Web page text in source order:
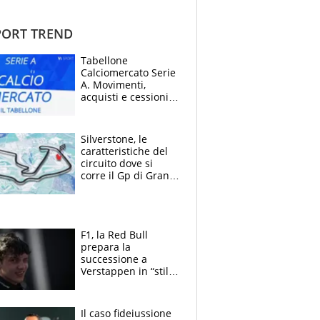
TREND
Tabellone
Calciomercato Serie
A. Movimenti,
acquisti e cessioni:
Silverstone, le
caratteristiche del
circuito dove si
corre il Gp di Gran
F1, la Red Bull
prepara la
successione a
Verstappen in “stile
attacco all’Italia
Il caso fideiussione